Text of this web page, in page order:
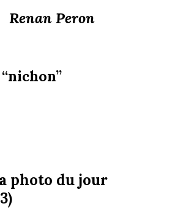
Renan Peron
“nichon”
photo du jour